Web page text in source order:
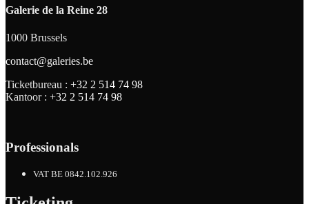
Galerie de la Reine 28
1000 Brussels
contact@galeries.be
Ticketbureau : +32 2 514 74 98
Kantoor : +32 2 514 74 98
Professionals
VAT BE 0842.102.926